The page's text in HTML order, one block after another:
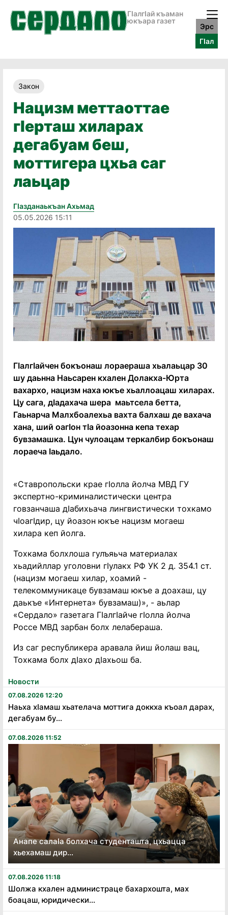
ГӀалгӀай къаман
юкъара газет
Эрс
ГӀал
Новости
07.08.2026 12:20
Наьха хӏамаш хьателача моттига доккха къоал дарах,
дегабуам бу...
07.08.2026 11:52
Анапе салаӏа болхача студенташта, цхьацца
хьехамаш дир...
07.08.2026 11:18
Шолжа кхален администраце бахархошта, мах
боацаш, юридически...
Закон
Нацизм меттаоттае
гӏерташ хиларах
дегабуам беш,
моттигера цхьа саг
лаьцар
Гӏазданаькъан Ахьмад
05.05.2026 15:11
Гӏалгӏайчен бокъонаш лораераша хьалаьцар 30
шу даьнна Наьсарен кхален Долакха-Юрта
вахархо, нацизм наха юкъе хьаллоацаш хиларах.
Цу сага, дӏадахача шера маьтсела бетта,
Гаьнарча Малхбоалехьа вахта балхаш де вахача
хана, ший оагӏон тӏа йоазонна кепа техар
бувзамашка. Цун чулоацам теркалбир бокъонаш
лораеча ӏаьдало.
«Ставропольски крае гӏолла йолча МВД ГУ
экспертно-криминалистически центра
говзанчаша дӏабихьача лингвистически тохкамо
чӏоагӏдир, цу йоазон юкъе нацизм могаеш
хилара кеп йолга.
Тохкама болхлоша гулъяьча материалах
хьадийллар уголовни гӏулакх РФ УК 2 д. 354.1 ст.
(нацизм могаеш хилар, хоамий -
телекоммуникаце бувзамаш юкъе а доахаш, цу
даькъе «Интернета» бувзамаш)», - аьлар
«Сердало» газетага Гӏалгӏайче гӏолла йолча
Россе МВД зарбан болх лелабераша.
Из саг республикера аравала йиш йолаш вац,
Тохкама болх дӏахо дӏахьош ба.